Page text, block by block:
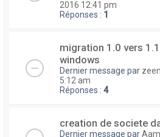
2016 12:41 pm
Réponses : 1
migration 1.0 vers
windows
Dernier message par
5:12 am
Réponses : 4
creation de societe
Dernier message par